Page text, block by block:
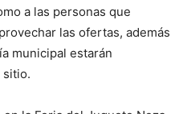
a las personas que
las ofertas, además
municipal estarán
sitio.